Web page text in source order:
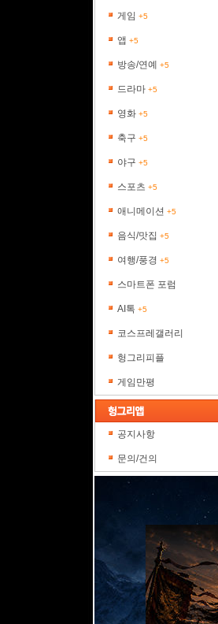
게임 +5
앱 +5
방송/연예 +5
드라마 +5
영화 +5
축구 +5
야구 +5
스포츠 +5
애니메이션 +5
음식/맛집 +5
여행/풍경 +5
스마트폰 포럼
AI톡 +5
코스프레갤러리
헝그리피플
게임만평
공지사항
문의/건의